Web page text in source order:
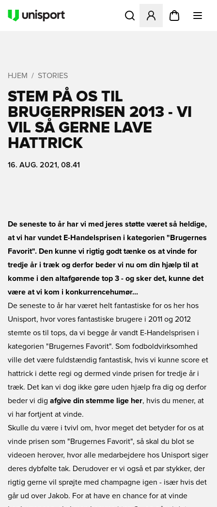
Åbner en Modal til at
HJEM STORIES
STEM PÅ OS TIL
BRUGERPRISEN 2013 - VI
VIL SÅ GERNE LAVE
HATTRICK
16. AUG. 2021, 08.41
De seneste to år har vi med jeres støtte været så heldige,
at vi har vundet E-Handelsprisen i kategorien "Brugernes
Favorit". Den kunne vi rigtig godt tænke os at vinde for
tredje år i træk og derfor beder vi nu om din hjælp til at
komme i den altafgørende top 3 - og sker det, kunne det
være at vi kom i konkurrencehumør...
De seneste to år har været helt fantastiske for os her hos
Unisport, hvor vores fantastiske brugere i 2011 og 2012
stemte os til tops, da vi begge år vandt E-Handelsprisen i
kategorien "Brugernes Favorit". Som fodboldvirksomhed
ville det være fuldstændig fantastisk, hvis vi kunne score et
hattrick i dette regi og dermed vinde prisen for tredje år i
træk. Det kan vi dog ikke gøre uden hjælp fra dig og derfor
beder vi dig afgive din stemme lige her, hvis du mener, at
vi har fortjent at vinde.
Skulle du være i tvivl om, hvor meget det betyder for os at
vinde prisen som "Brugernes Favorit", så skal du blot se
videoen herover, hvor alle medarbejdere hos Unisport siger
deres dybfølte tak. Derudover er vi også et par stykker, der
rigtig gerne vil sprøjte med champagne igen - især hvis det
går ud over Jakob. For at have en chance for at vinde